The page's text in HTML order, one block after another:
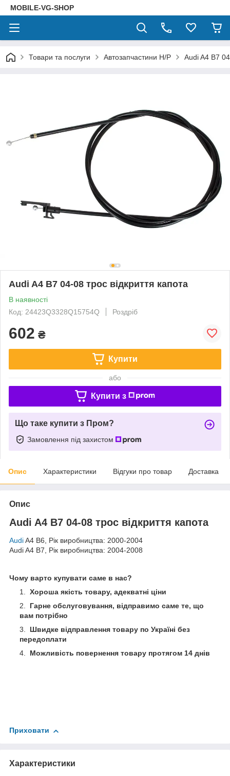
MOBILE-VG-SHOP
Товари та послуги Автозапчастини Н/Р Audi A4 B7
Audi A4 B7 04-08 трос відкриття капота
В наявності
Код: 24423Q3328Q15754Q
Роздріб
602 ₴
Купити
або
Купити з
Що таке купити з Пром?
Замовлення під захистом
Опис Характеристики Відгуки про товар Доставка
Опис
Audi A4 B7 04-08 трос відкриття капота
AudiA4 B6, Рік виробництва: 2000-2004
Audi A4 B7, Рік виробництва: 2004-2008
Чому варто купувати саме в нас?
Хороша якість товару, адекватні ціни
Гарне обслуговування, відправимо саме те, що
вам потрібно
Швидке відправлення товару по Україні без
передоплати
Можливість повернення товару протягом 14 днів
Приховати
Характеристики